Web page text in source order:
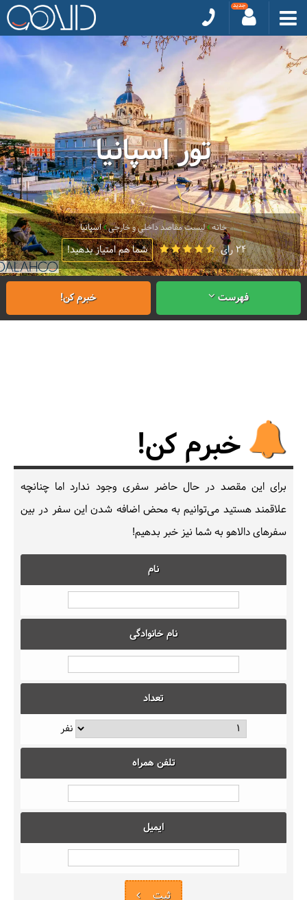
تور اسپانیا
خانه لیست مقاصد داخلی و خارجی اسپانیا
24 رای شما هم امتیاز بدهید!
فهرست خبرم کن!
خبرم کن!
برای این مقصد در حال حاضر سفری وجود ندارد اما چنانچه
علاقمند هستید می‌توانیم به محض اضافه شدن این سفر در بین
سفرهای دالاهو به شما نیز خبر بدهیم!
نام
نام خانوادگی
تعداد
نفر
تلفن همراه
ایمیل
ثبت